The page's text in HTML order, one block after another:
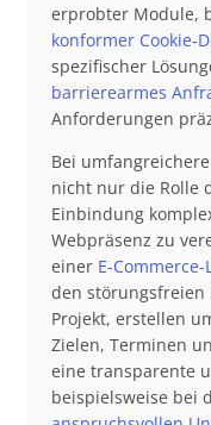
erprobter Module,
konformer Cookie-
spezifischer
barrierearmes
Anforderungen
Bei
nicht nur die Rolle
Einbindung
Webpräsenz zu
einer E-Commerce-
den störungsfreien
Projekt, erstellen
Zielen, Terminen
eine transparente
beispielsweise bei